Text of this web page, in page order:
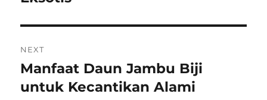
NEXT
Next
post:
Manfaat Daun Jambu Biji
untuk Kecantikan Alami